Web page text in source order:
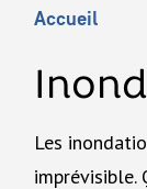
Fil
Accueil
Les
imprévisible.